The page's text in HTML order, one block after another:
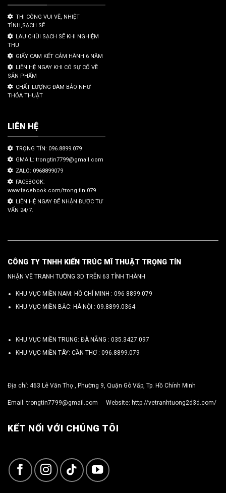
THI CÔNG VUI VẼ, NHIỆT
TÌNH,SẠCH SẼ
LAU CHÙI SẠCH SẼ KHI NGHIỆM
THU
GIẤY CAM KẾT CẢM HÀNH 6 NĂM
LIÊN HỆ NGAY KHI CÓ SỰ CỐ VỀ
SẢN PHẨM
CHẤT LƯỢNG ĐÀM BẢO NHƯ
THỎA THUẬT
LIÊN HỆ
TRỌNG TÍN: 096.8899.079
GMAIL: trongtin7799@gmail.com
ZALO: 0968899079
FACEBOOK:
www.facebook.com/trong.tin.079
LIÊN HỆ NGAY ĐỂ NHẬN ĐƯỢC TƯ
VẤN 24/7.
CÔNG TY TNHH KIẾN TRÚC MĨ THUẬT TRỌNG TÍN
NHẬN VẼ TRANH TƯỜNG 3D TRÊN 63 TỈNH THÀNH
KHU VỰC MIỀN NAM: HỒ CHÍ MINH : 096 8899 079
KHU VỰC MIỀN BẮC: HÀ NỘI : 09.8899.0364
KHU VỰC MIỀN TRUNG: ĐÀ NẴNG : 035.3427.097
KHU VỰC MIỀN TÂY: CẦN THƠ : 096.8899.079
Địa chỉ: 463 Lê Văn Thọ , Phường 9, Quận Gò Vấp, Tp. Hồ Chính Minh
Email:trongtin7799@gmail.com Website: http://vetranhtuong2d3d.com/
KẾT NỐI VỚI CHÚNG TÔI